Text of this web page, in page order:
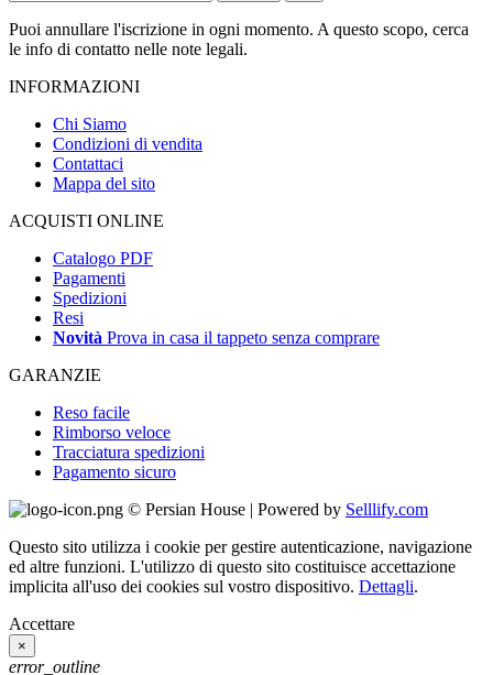
Puoi annullare l'iscrizione in ogni momento. A questo scopo, cerca
le info di contatto nelle note legali.
INFORMAZIONI
Chi Siamo
Condizioni di vendita
Contattaci
Mappa del sito
ACQUISTI ONLINE
Catalogo PDF
Pagamenti
Spedizioni
Resi
Novità Prova in casa il tappeto senza comprare
GARANZIE
Reso facile
Rimborso veloce
Tracciatura spedizioni
Pagamento sicuro
© Persian House | Powered by Selllify.com
Questo sito utilizza i cookie per gestire autenticazione, navigazione
ed altre funzioni. L'utilizzo di questo sito costituisce accettazione
implicita all'uso dei cookies sul vostro dispositivo. Dettagli.
Accettare
×
error_outline